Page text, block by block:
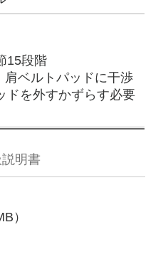
15段階
ベルトパッドに干渉
ドを外すかずらす必要
明書
）